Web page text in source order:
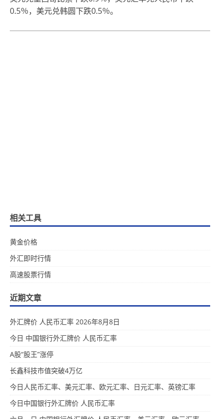
0.5％，美元兑韩圆下跌0.5％。
相关工具
黄金价格
外汇即时行情
高速股票行情
近期文章
外汇牌价 人民币汇率 2026年8月8日
今日 中国银行外汇牌价 人民币汇率
A股“股王”涨停
长鑫科技市值突破4万亿
今日人民币汇率、美元汇率、欧元汇率、日元汇率、英镑汇率
今日中国银行外汇牌价 人民币汇率